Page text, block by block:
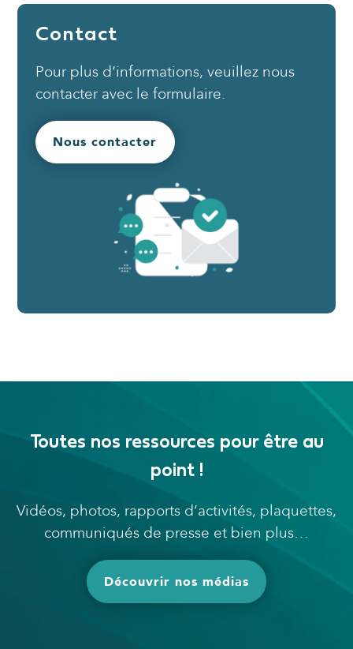
Contact
Pour plus d’informations, veuillez nous
contacter avec le formulaire.
Nous contacter
Toutes nos ressources pour être au
point !
Vidéos, photos, rapports d’activités, plaquettes,
communiqués de presse et bien plus…
Découvrir nos médias